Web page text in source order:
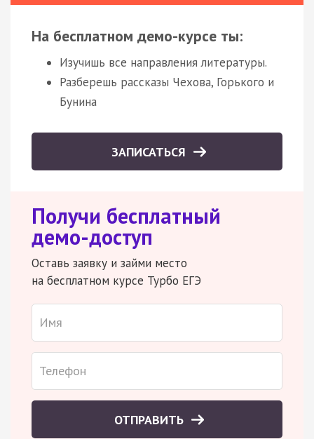
На бесплатном демо-курсе ты:
Изучишь все направления литературы.
Разберешь рассказы Чехова, Горького и
Бунина
ЗАПИСАТЬСЯ
Получи бесплатный
демо-доступ
Оставь заявку и займи место
на бесплатном курсе Турбо ЕГЭ
ОТПРАВИТЬ